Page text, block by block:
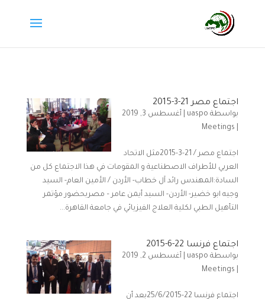
اجتماع مصر 21-3-2015
بواسطة uaspo
أغسطس 3, 2019
Meetings
اجتماع مصر / 21-3-2015مثل الاتحاد
العربي للأطراف الاصطناعية و المقومات في هذا الاجتماع كل من
السادة:المهندس رائد آل خطاب- الأردن / الأمين العام- السيد
وجيه ابو خضير- الأردن- السيد أيمن عامر – مصربحضور مؤتمر
التأهيل الطبي لكلية العلاج الفيزيائي في جامعة القاهرة...
اجتماع فرنسا 22-6-2015
بواسطة uaspo
أغسطس 2, 2019
Meetings
اجتماع فرنسا 22-25/6/2015بعد أن